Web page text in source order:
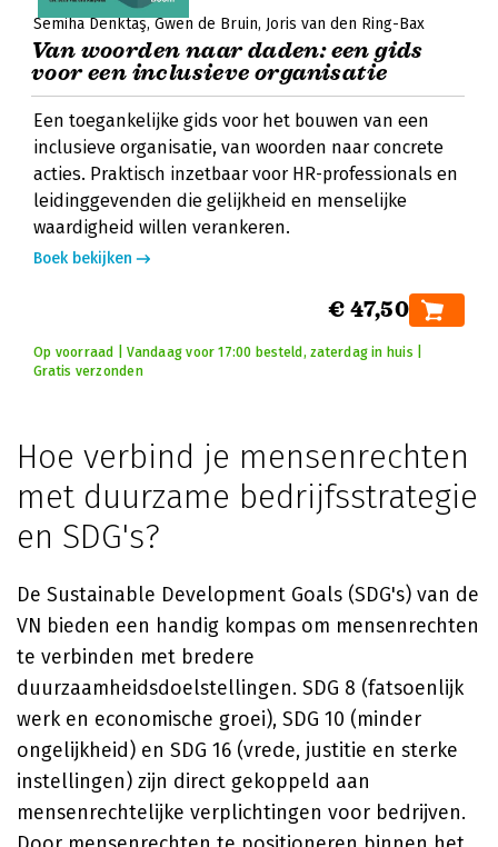
Semiha Denktaş Gwen de Bruin Joris van den Ring-Bax
Van woorden naar daden: een gids
voor een inclusieve organisatie
Een toegankelijke gids voor het bouwen van een
inclusieve organisatie, van woorden naar concrete
acties. Praktisch inzetbaar voor HR-professionals en
leidinggevenden die gelijkheid en menselijke
waardigheid willen verankeren.
Boek bekijken
€ 47,50
Op voorraad | Vandaag voor 17:00 besteld, zaterdag in huis |
Gratis verzonden
Hoe verbind je mensenrechten
met duurzame bedrijfsstrategie
en SDG's?
De Sustainable Development Goals (SDG's) van de
VN bieden een handig kompas om mensenrechten
te verbinden met bredere
duurzaamheidsdoelstellingen. SDG 8 (fatsoenlijk
werk en economische groei), SDG 10 (minder
ongelijkheid) en SDG 16 (vrede, justitie en sterke
instellingen) zijn direct gekoppeld aan
mensenrechtelijke verplichtingen voor bedrijven.